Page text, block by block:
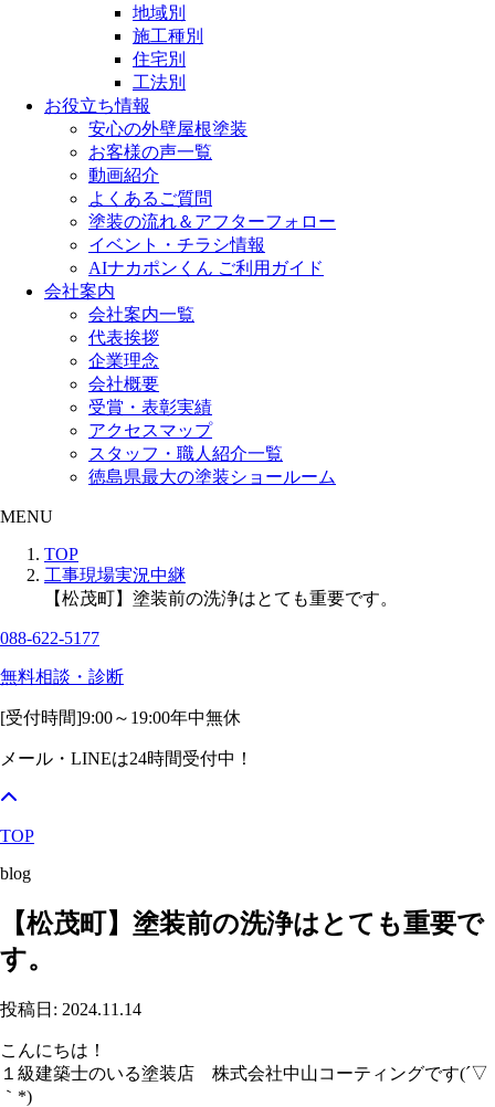
地域別
施工種別
住宅別
工法別
お役立ち情報
安心の外壁屋根塗装
お客様の声一覧
動画紹介
よくあるご質問
塗装の流れ＆アフターフォロー
イベント・チラシ情報
AIナカポンくん ご利用ガイド
会社案内
会社案内一覧
代表挨拶
企業理念
会社概要
受賞・表彰実績
アクセスマップ
スタッフ・職人紹介一覧
徳島県最大の塗装ショールーム
MENU
TOP
工事現場実況中継
【松茂町】塗装前の洗浄はとても重要です。
088-622-5177
無料相談・診断
[受付時間]9:00～19:00年中無休
メール・LINEは24時間受付中！
TOP
blog
【松茂町】塗装前の洗浄はとても重要で
す。
投稿日: 2024.11.14
こんにちは！
１級建築士のいる塗装店 株式会社中山コーティングです(´▽
｀*)